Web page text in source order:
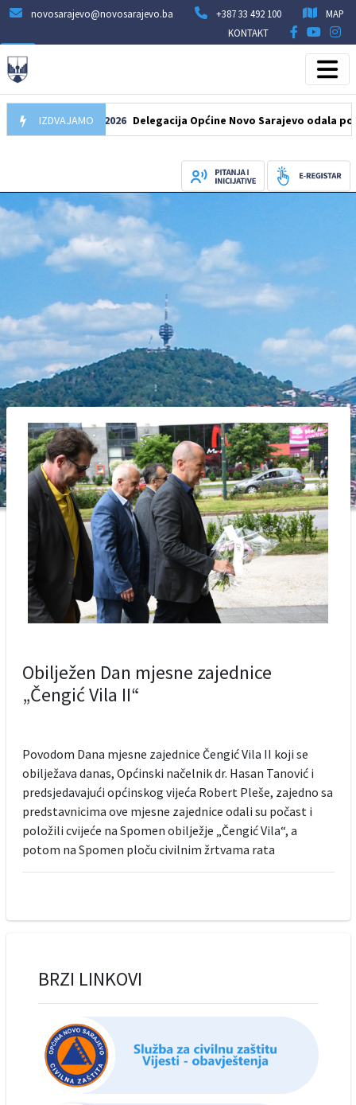
novosarajevo@novosarajevo.ba +387 33 492 100
MAP
KONTAKT
IZDVAJAMO
07.08.2026 Delegacija Općine Novo Sarajevo odala počast
Obilježen Dan mjesne zajednice
„Čengić Vila II“
Povodom Dana mjesne zajednice Čengić Vila II koji se
obilježava danas, Općinski načelnik dr. Hasan Tanović i
predsjedavajući općinskog vijeća Robert Pleše, zajedno sa
predstavnicima ove mjesne zajednice odali su počast i
položili cvijeće na Spomen obilježje „Čengić Vila“, a
potom na Spomen ploču civilnim žrtvama rata
BRZI LINKOVI